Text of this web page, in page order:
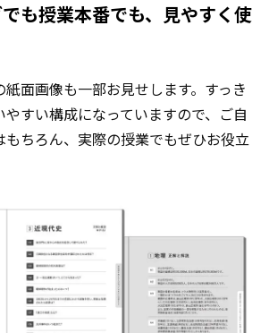
も授業本番でも、見やすく使
紙面画像も一部お見せします。すっき
やすい構成になっていますので、ご自
もちろん、実際の授業でもぜひお役立